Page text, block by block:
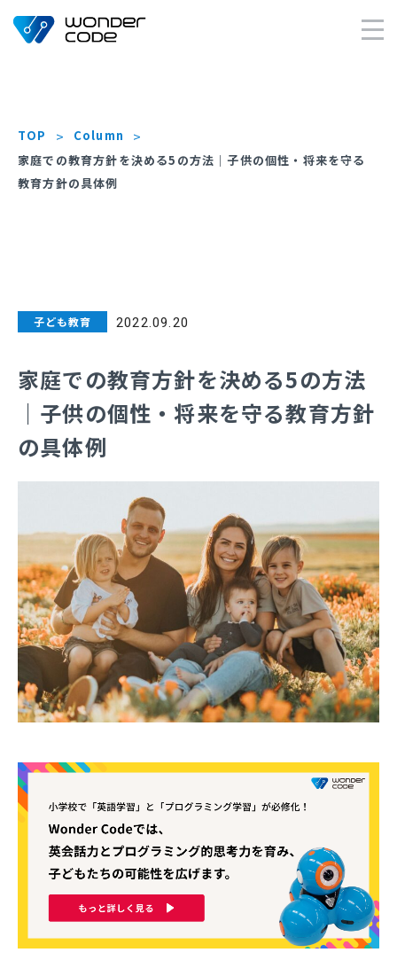
×
TOP
Column
家庭での教育方針を決める5の方法｜子供の個性・将来を守る
教育方針の具体例
家庭での教育方針を決める5の方法
｜子供の個性・将来を守る教育方針
の具体例
子ども教育 2022.09.20